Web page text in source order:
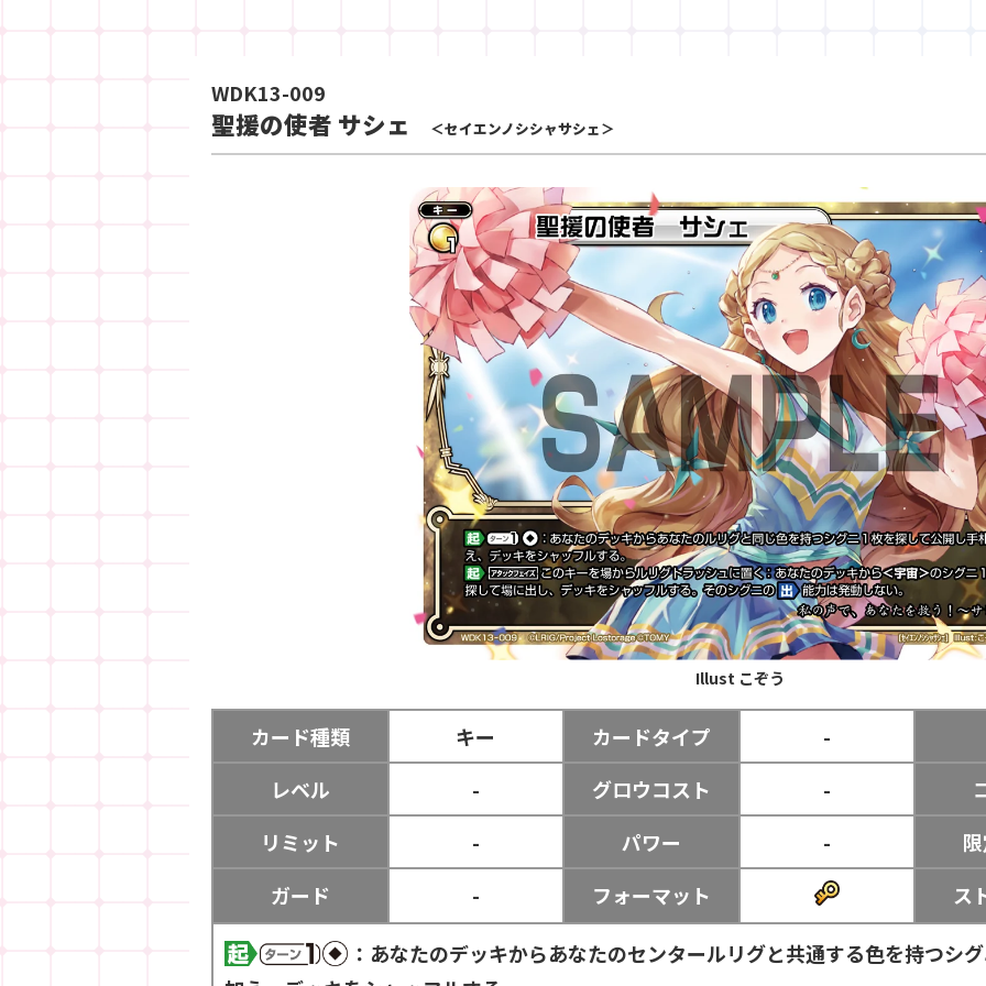
WDK13-009
聖援の使者 サシェ ＜セイエンノシシャサシェ＞
Illust こぞう
カード種類 キー カードタイプ
-
レベル
- グロウコスト -
リミット
- パワー -
ガード
- フォーマット ス
：あなたのデッキからあなたのセンタールリグと共通する色を持つシ